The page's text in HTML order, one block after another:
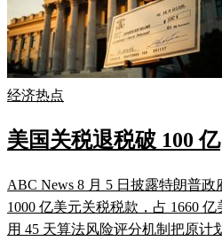
经济热点
美国关税退税破 100 亿
ABC News 8 月 5 日披露特朗普
1000 亿美元关税税款，占 1660
用 45 天算法风险评分机制把原计